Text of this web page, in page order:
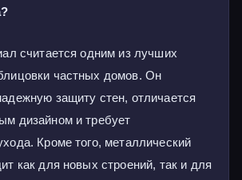
считается одним из лучших
частных домов. Он
защиту стен, отличается
дизайном и требует
Кроме того, металлический
как для новых строений, так и для